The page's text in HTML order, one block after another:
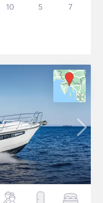
10 5 7